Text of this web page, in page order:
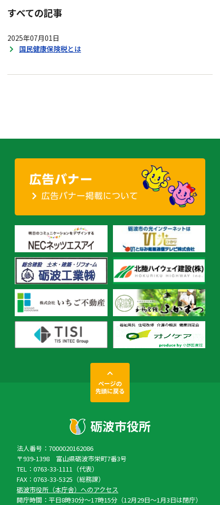
すべての記事
2025年07月01日
国民健康保険税とは
ページの
先頭に戻る
法人番号：7000020162086
〒939-1398 富山県砺波市栄町7番3号
TEL：0763-33-1111（代表）
FAX：0763-33-5325（総務課）
砺波市役所（本庁舎）へのアクセス
開庁時間：平日8時30分〜17時15分（12月29日〜1月3日は閉庁）